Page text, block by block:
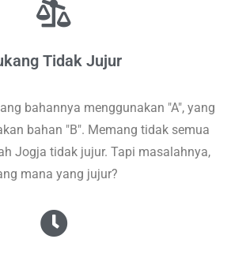
Tidak Jujur
bahannya menggunakan "A", yang
bahan "B". Memang tidak semua
Jogja tidak jujur. Tapi masalahnya,
mana yang jujur?